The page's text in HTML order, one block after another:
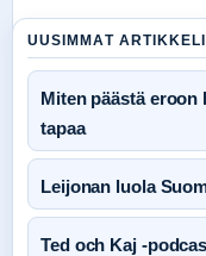
UUSIMMAT
Miten päästä
tapaa
Leijonan luola
Ted och Kaj -